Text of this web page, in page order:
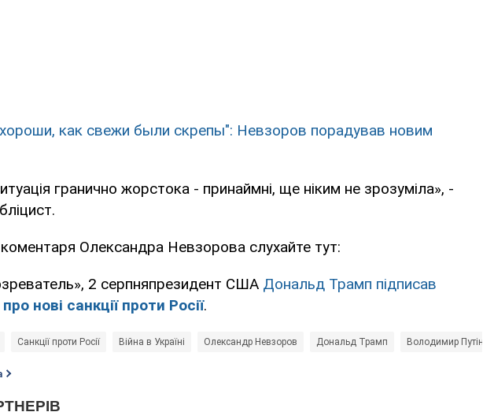
как свежи были скрепы": Невзоров порадував новим
гранично жорстока - принаймні, ще ніким не зрозуміла», -
Олександра Невзорова слухайте тут:
2 серпняпрезидент США Дональд Трамп підписав
про нові санкції проти Росії.
Санкції проти Росії Війна в Україні Олександр Невзоров Дональд Трамп Володимир Путін